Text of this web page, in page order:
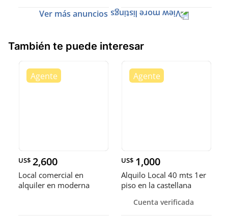
Ver más anuncios
También te puede interesar
US$ 2,600
Local comercial en
alquiler en moderna
US$ 1,000
Alquilo Local 40 mts 1er
piso en la castellana
Cuenta verificada